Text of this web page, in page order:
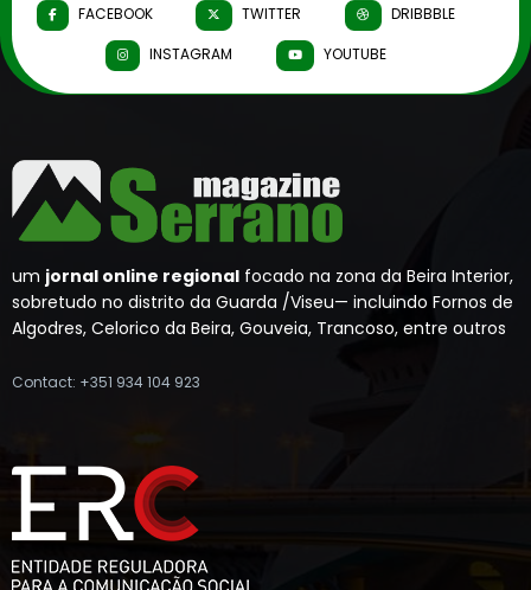
FACEBOOK TWITTER
DRIBBBLE
INSTAGRAM
YOUTUBE
um jornal online regional focado na zona da Beira Interior,
sobretudo no distrito da Guarda /Viseu— incluindo Fornos de
Algodres, Celorico da Beira, Gouveia, Trancoso, entre outros
Contact: +351 934 104 923